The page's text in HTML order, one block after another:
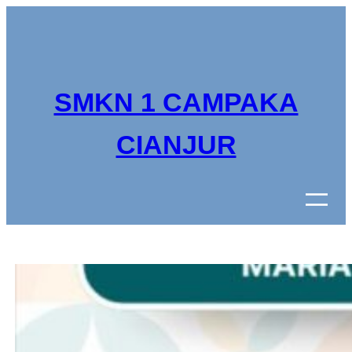
SMKN 1 CAMPAKA
CIANJUR